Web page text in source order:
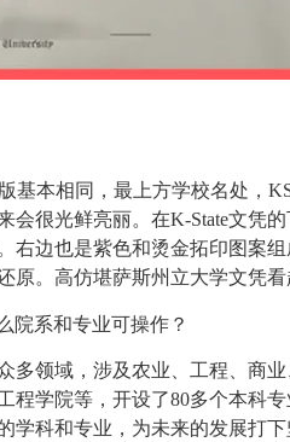
基本相同，最上方学校名处，
会很光鲜亮丽。在K-State文凭
右边也是紫色和烫金拓印图案
原。高仿堪萨斯州立大学文凭看
院系和专业可操作？
多领域，涉及农业、工程、商
程学院等，开设了80多个本科
学科和专业，为未来的发展打